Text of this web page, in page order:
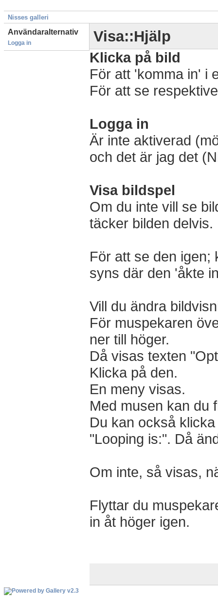
Nisses galleri
Användaralternativ
Logga in Visa::Hjälp
Klicka på bild
För att 'komma in' i
För att se
Logga in
Är inte aktiverad
och det är jag det
Visa bildspel
Om du inte vill se
täcker bilden delvis.
För att se den igen;
syns där den 'åkte
Vill du ändra
För muspekaren
ner till höger.
Då visas texten
Klicka på den.
En meny visas.
Med musen kan du
Du kan också
"Looping is:". Då
Om inte, så visas,
Flyttar du
in åt höger igen.